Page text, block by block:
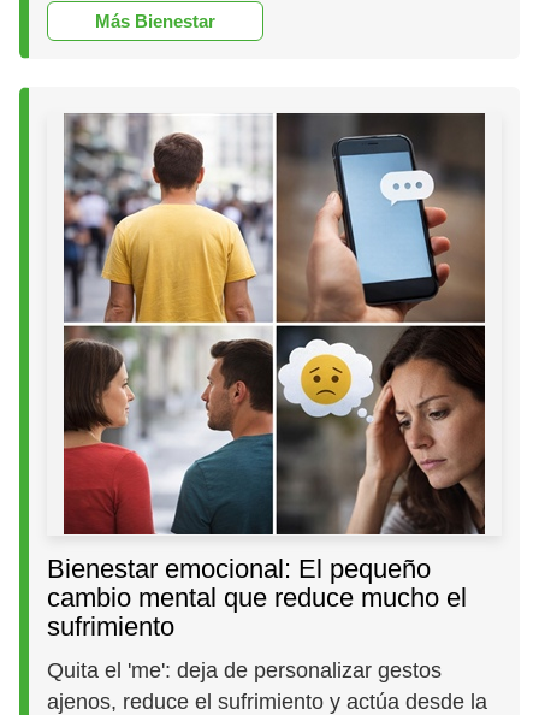
Más Bienestar
Bienestar emocional: El pequeño
cambio mental que reduce mucho el
sufrimiento
Quita el 'me': deja de personalizar gestos
ajenos, reduce el sufrimiento y actúa desde la